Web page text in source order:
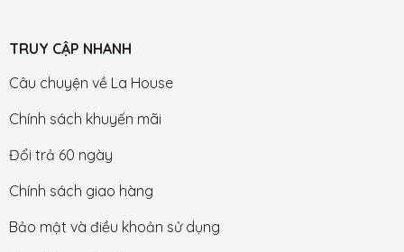
TRUY CẬP NHANH
Câu chuyện về La House
Chính sách khuyến mãi
Đổi trả 60 ngày
Chính sách giao hàng
Bảo mật và điều khoản sử dụng